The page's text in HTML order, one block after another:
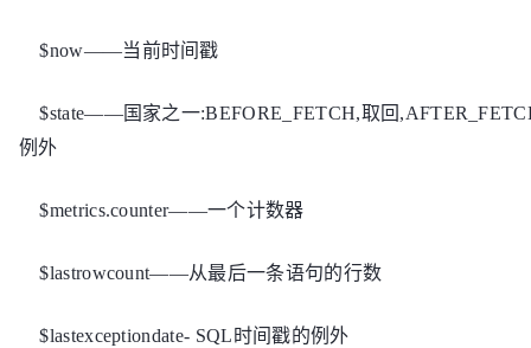
$now——当前时间戳
$state——国家之一:BEFORE_FETCH,取回
例外
$metrics.counter——一个计数器
$lastrowcount——从最后一条语句的行数
$lastexceptiondate- SQL时间戳的例外